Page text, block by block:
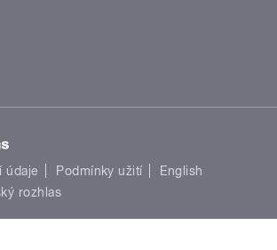
údaje Podmínky užití
English
rozhlas